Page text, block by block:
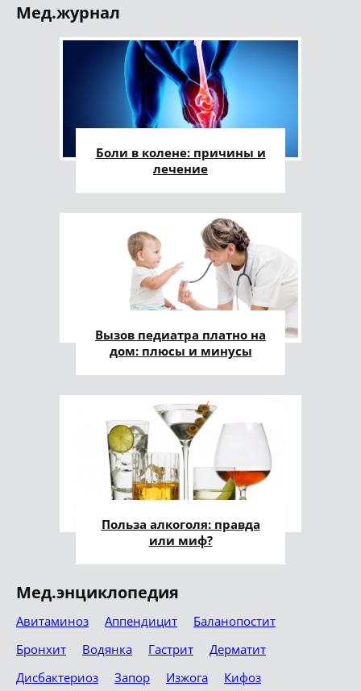
Мед.журнал
Боли в колене: причины и
лечение
Вызов педиатра платно на
дом: плюсы и минусы
Польза алкоголя: правда
или миф?
Мед.энциклопедия
Авитаминоз Аппендицит
Баланопостит
Бронхит
Водянка Гастрит
Дерматит
Дисбактериоз
Запор Изжога Кифоз